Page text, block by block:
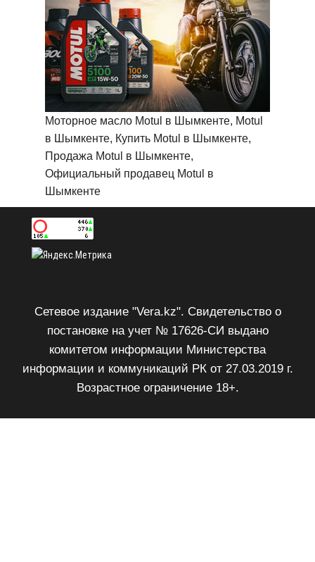
Моторное масло Motul в Шымкенте, Motul
в Шымкенте, Купить Motul в Шымкенте,
Продажа Motul в Шымкенте,
Официальный продавец Motul в
Шымкенте
Сетевое издание "Vera.kz". Свидетельство о
постановке на учет № 17626-СИ выдано
комитетом информации Министерства
информации и коммуникаций РК от 27.03.2019 г.
Возрастное ограничение 18+.